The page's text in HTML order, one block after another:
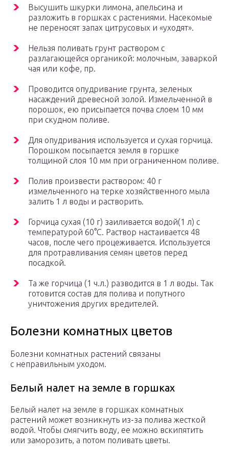
Высушить шкурки лимона, апельсина и
разложить в горшках с растениями. Насекомые
не переносят запах цитрусовых и «уходят».
Нельзя поливать грунт раствором с
разлагающейся органикой: молочным, заваркой
чая или кофе, пр.
Проводится опудривание грунта, зеленых
насаждений древесной золой. Измельченной в
порошок, ею присыпается почва слоем 10 мм
при скудном поливе.
Для опудривания используется и сухая горчица.
Порошком посыпается земля в горшке
толщиной слоя 10 мм при ограниченном поливе.
Полив произвести раствором: 40 г
измельченного на терке хозяйственного мыла
залить 1 л воды и растворить.
Горчица сухая (10 г) заиливается водой(1 л) с
температурой 60°С. Раствор настаивается 48
часов, после чего процеживается. Используется
для протравливания семян цветов перед
посадкой.
Та же горчица (1 ч.л.) разводится в 1 л воды. Так
готовится состав для полива и попутного
уничтожения других вредителей.
Болезни комнатных цветов
Болезни комнатных растений связаны
с неправильным уходом.
Белый налет на земле в горшках
Белый налет на земле в горшках комнатных
растений может возникнуть из-за полива жесткой
водой. Чтобы смягчить воду, ее можно вскипятить
или заморозить, а потом поливать цветы.